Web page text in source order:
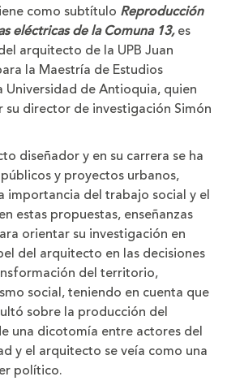
como subtítulo Reproducción
eléctricas de la Comuna 13,es
arquitecto de la UPB Juan
la Maestría de Estudios
Universidad de Antioquia, quien
director de investigación Simón
diseñador y en su carrera se ha
y proyectos urbanos,
importancia del trabajo social y el
estas propuestas, enseñanzas
orientar su investigación en
del arquitecto en las decisiones
del territorio,
social, teniendo en cuenta que
sobre la producción del
una dicotomía entre actores del
y el arquitecto se veía como una
político.